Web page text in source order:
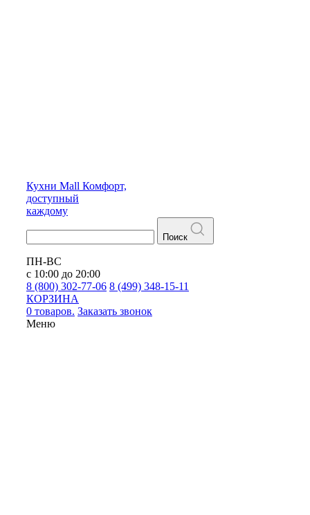
Кухни Mall Комфорт,
доступный
каждому
Поиск
ПН-ВС
с 10:00 до 20:00
8 (800) 302-77-06 8 (499) 348-15-11
КОРЗИНА
0 товаров. Заказать звонок
Меню